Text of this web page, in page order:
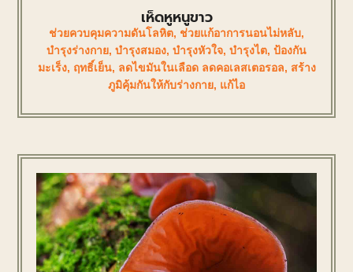
เห็ดหูหนูขาว
ช่วยควบคุมความดันโลหิต, ช่วยแก้อาการนอนไม่หลับ,
บำรุงร่างกาย, บำรุงสมอง, บำรุงหัวใจ, บำรุงไต, ป้องกัน
มะเร็ง, ฤทธิ์เย็น, ลดไขมันในเลือด ลดคอเลสเตอรอล, สร้าง
ภูมิคุ้มกันให้กับร่างกาย, แก้ไอ